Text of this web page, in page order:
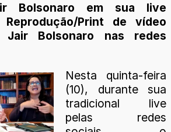
Bolsonaro em sua live
Reprodução/Print de vídeo
Jair Bolsonaro nas redes
Nesta quinta-feira
(10), durante sua
tradicional live
pelas redes